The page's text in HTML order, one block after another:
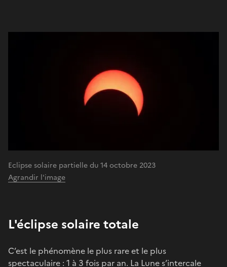
Eclipse solaire partielle du 14 octobre 2023
Agrandir l'image
L'éclipse solaire totale
C’est le phénomène le plus rare et le plus
spectaculaire : 1 à 3 fois par an. La Lune s’intercale